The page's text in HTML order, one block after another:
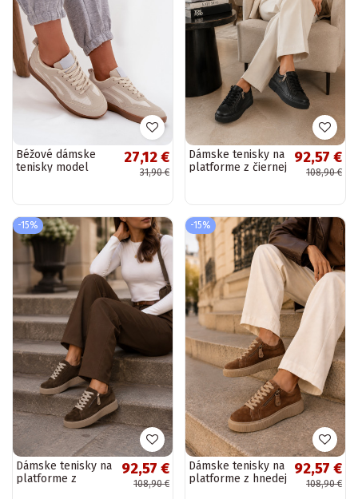
Béžové dámske
tenisky model
27,12 €
31,90 €
Dámske tenisky na
platforme z čiernej
92,57 €
108,90 €
-15%
Dámske tenisky na
platforme z
92,57 €
108,90 €
-15%
Dámske tenisky na
platforme z hnedej
92,57 €
108,90 €